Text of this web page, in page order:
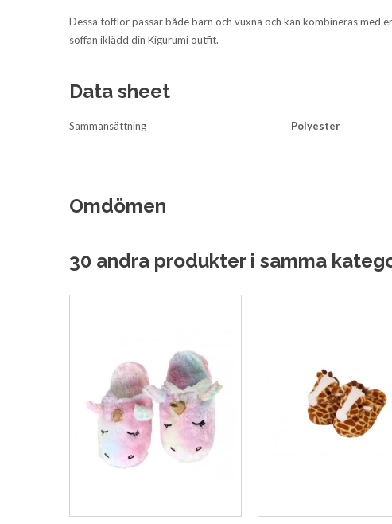
Dessa tofflor passar både barn och vuxna och kan kombineras med
soffan iklädd din Kigurumi outfit.
Data sheet
Sammansättning Polyester
Omdömen
30 andra produkter i samma